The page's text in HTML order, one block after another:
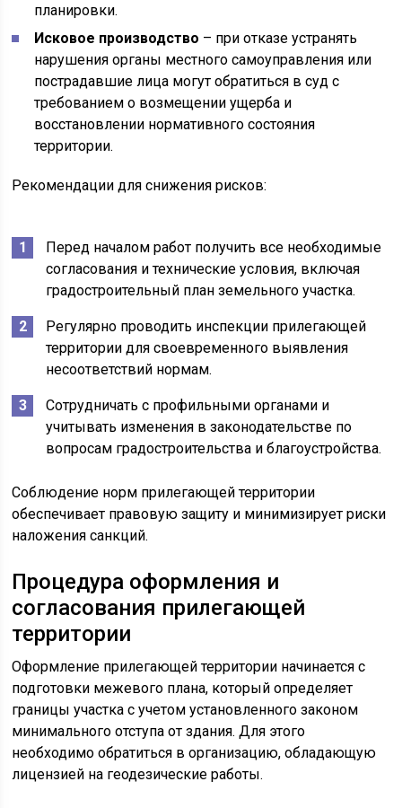
планировки.
Исковое производство – при отказе устранять
нарушения органы местного самоуправления или
пострадавшие лица могут обратиться в суд с
требованием о возмещении ущерба и
восстановлении нормативного состояния
территории.
Рекомендации для снижения рисков:
Перед началом работ получить все необходимые
согласования и технические условия, включая
градостроительный план земельного участка.
Регулярно проводить инспекции прилегающей
территории для своевременного выявления
несоответствий нормам.
Сотрудничать с профильными органами и
учитывать изменения в законодательстве по
вопросам градостроительства и благоустройства.
Соблюдение норм прилегающей территории
обеспечивает правовую защиту и минимизирует риски
наложения санкций.
Процедура оформления и
согласования прилегающей
территории
Оформление прилегающей территории начинается с
подготовки межевого плана, который определяет
границы участка с учетом установленного законом
минимального отступа от здания. Для этого
необходимо обратиться в организацию, обладающую
лицензией на геодезические работы.